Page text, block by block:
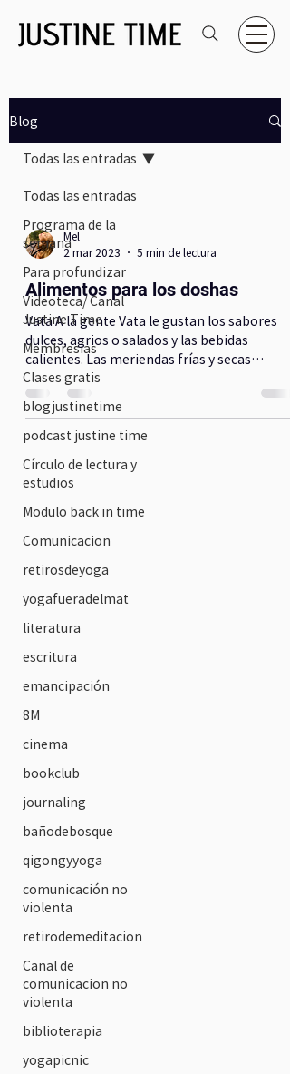
Blog
Todas las entradas
Programa de la
semana
Para profundizar
Videoteca/ Canal
Justine Time
Membresías
Clases gratis
blogjustinetime
podcast justine time
Círculo de lectura y
estudios
Modulo back in time
Comunicacion
retirosdeyoga
yogafueradelmat
literatura
escritura
emancipación
8M
cinema
bookclub
journaling
bañodebosque
qigongyyoga
comunicación no
violenta
retirodemeditacion
Canal de
comunicacion no
violenta
biblioterapia
yogapicnic
Todas las entradas
Mel
2 mar 2023
5 min de lectura
Alimentos para los doshas
Vata A la gente Vata le gustan los sabores
dulces, agrios o salados y las bebidas
calientes. Las meriendas frías y secas
(empaquetadas y...